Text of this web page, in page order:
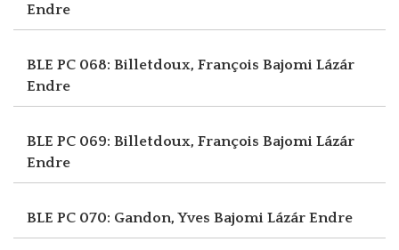
Endre
BLE PC 068: Billetdoux, François Bajomi Lázár
Endre
BLE PC 069: Billetdoux, François Bajomi Lázár
Endre
BLE PC 070: Gandon, Yves Bajomi Lázár Endre